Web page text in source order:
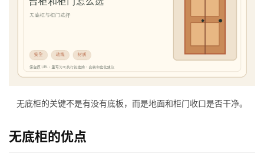
无底柜的关键不是有没有底板，而是地面和柜门收口是否干净。
无底柜的优点